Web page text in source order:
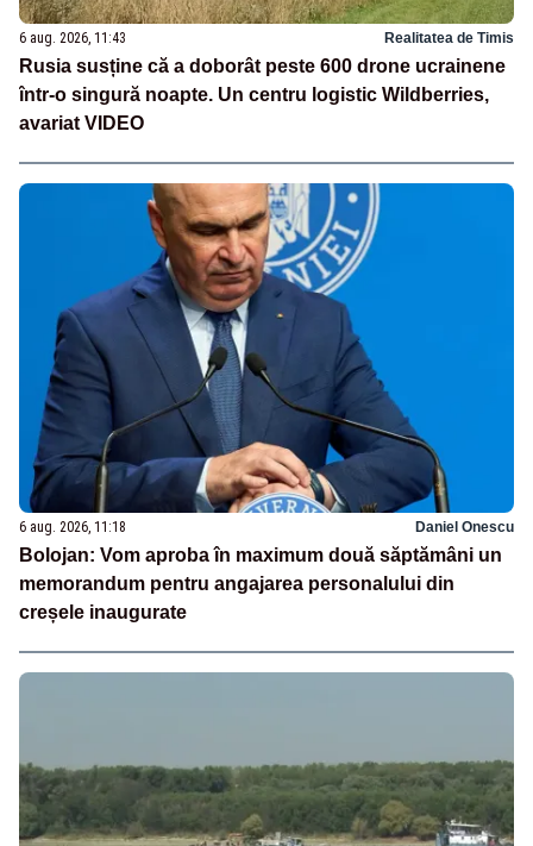
6 aug. 2026, 11:43 Realitatea de Timis
Rusia susține că a doborât peste 600 drone ucrainene
într-o singură noapte. Un centru logistic Wildberries,
avariat VIDEO
6 aug. 2026, 11:18 Daniel Onescu
Bolojan: Vom aproba în maximum două săptămâni un
memorandum pentru angajarea personalului din
creșele inaugurate